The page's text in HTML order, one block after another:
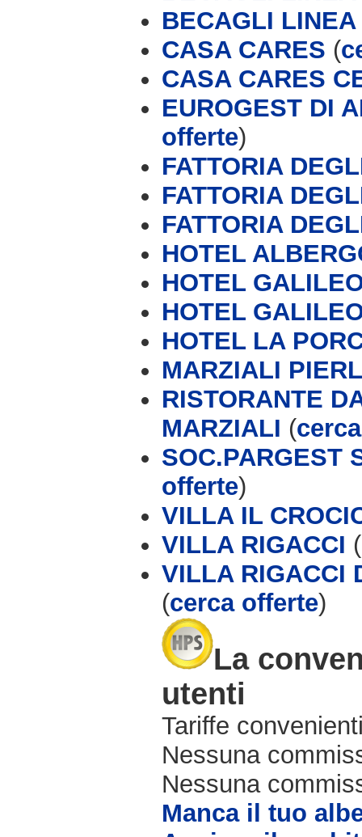
BECAGLI
CASA CARES (
CASA CARES
EUROGEST DI
offerte)
FATTORIA
FATTORIA
FATTORIA
HOTEL
HOTEL
HOTEL
HOTEL LA
MARZIALI
RISTORANTE
MARZIALI (
SOC.PARGEST
offerte)
VILLA IL
VILLA RIGACCI (
VILLA RIGACCI
(cerca offerte)
La
utenti
Tariffe
Nessuna
Nessuna
Manca il tuo